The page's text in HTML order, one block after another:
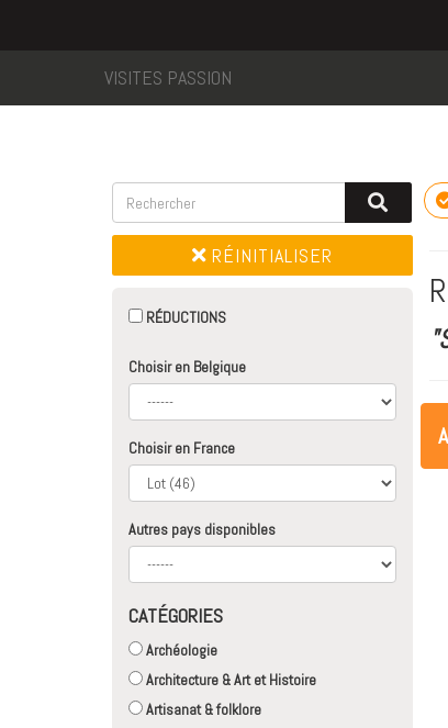
VISITES PASSION
RÉINITIALISER
RÉDUCTIONS
Choisir en Belgique
Choisir en France
Autres pays disponibles
CATÉGORIES
Archéologie
Architecture & Art et Histoire
Artisanat & folklore